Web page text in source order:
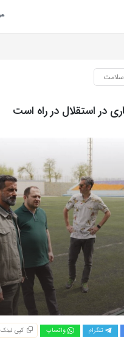
در استقلال در راه است
تلگرام واتساپ کپی لینک